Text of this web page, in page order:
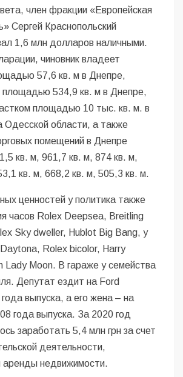
член фракции «Европейская
Сергей Краснопольский
1,6 млн долларов наличными.
чиновник владеет
57,6 кв. м в Днепре,
534,9 кв. м в Днепре,
площадью 10 тыс. кв. м. в
Одесской области, а также
помещений в Днепре
кв. м, 961,7 кв. м, 874 кв. м,
кв. м, 668,2 кв. м, 505,3 кв. м.
ценностей у политика также
часов Rolex Deepsea, Breitling
Sky dweller, Hublot Big Bang, у
Rolex bicolor, Harry
Lady Moon. В гараже у семейства
Депутат ездит на Ford
выпуска, а его жена – на
года выпуска. За 2020 год
заработать 5,4 млн грн за счет
деятельности,
аренды недвижимости.